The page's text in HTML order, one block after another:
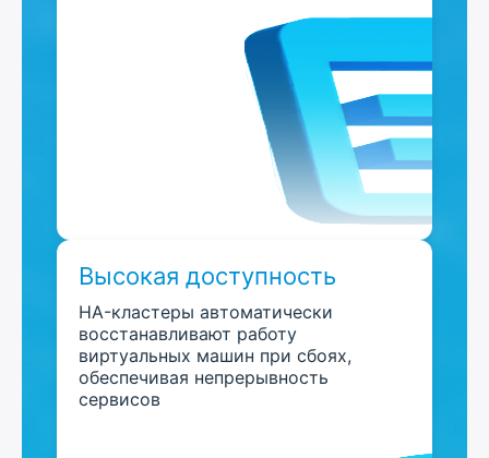
Высокая доступность
HA-кластеры автоматически
восстанавливают работу
виртуальных машин при сбоях,
обеспечивая непрерывность
сервисов